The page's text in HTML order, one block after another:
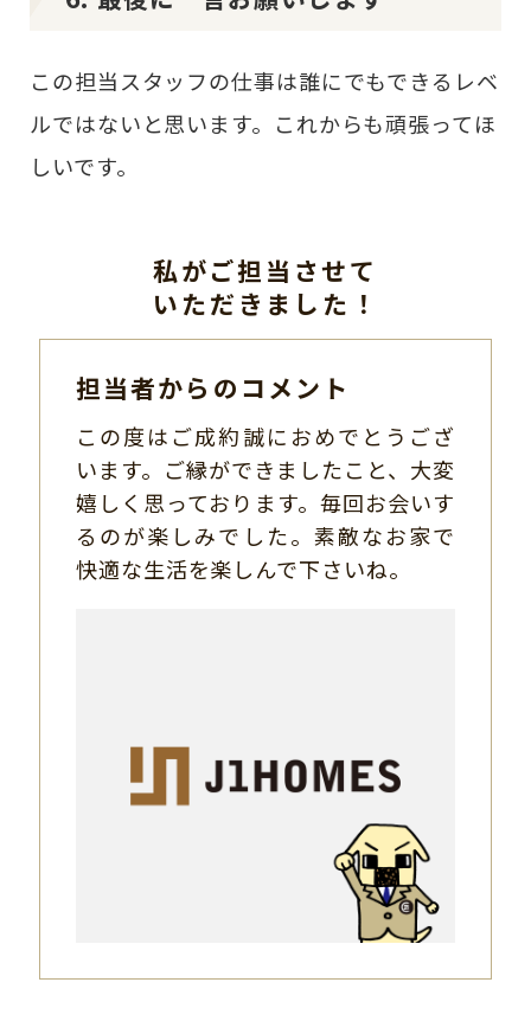
この担当スタッフの仕事は誰にでもできるレベ
ルではないと思います。これからも頑張ってほ
しいです。
私がご担当させて
いただきました！
担当者からのコメント
この度はご成約誠におめでとうござ
います。ご縁ができましたこと、大変
嬉しく思っております。毎回お会いす
るのが楽しみでした。素敵なお家で
快適な生活を楽しんで下さいね。